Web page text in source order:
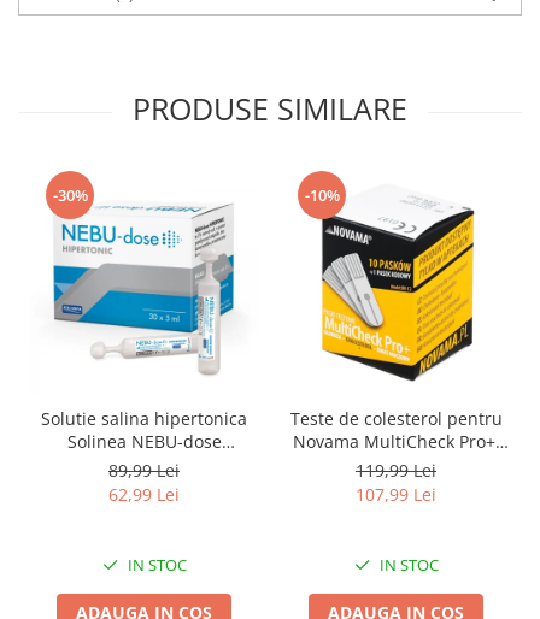
PRODUSE SIMILARE
-30%
Solutie salina hipertonica
Solinea NEBU-dose
concentratie 3%, 30
monodoze x 5 ml
89,99 Lei
62,99 Lei
IN STOC
ADAUGA IN COS
-10%
Teste de colesterol pentru
Novama MultiCheck Pro+,
BK-C2, 10 teste/ cutie
119,99 Lei
107,99 Lei
IN STOC
ADAUGA IN COS